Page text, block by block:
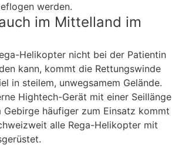
werden.
im Mittelland im
Helikopter nicht bei der Patientin
kann, kommt die Rettungswinde
in steilem, unwegsamem Gelände.
Hightech-Gerät mit einer Seillänge
häufiger zum Einsatz kommt
alle Rega-Helikopter mit